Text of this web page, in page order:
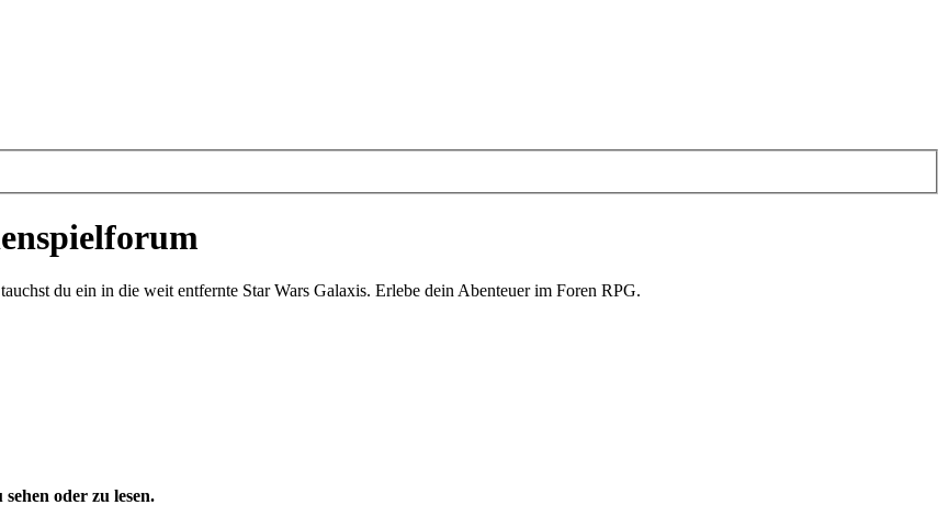
du ein in die weit entfernte Star Wars Galaxis. Erlebe dein Abenteuer im Foren RPG.
oder zu lesen.